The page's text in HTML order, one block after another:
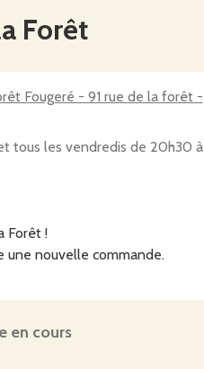
Forêt
Fougeré - 91 rue de la forêt -
tous les vendredis de 20h30 à
Forêt !
une nouvelle commande.
en cours